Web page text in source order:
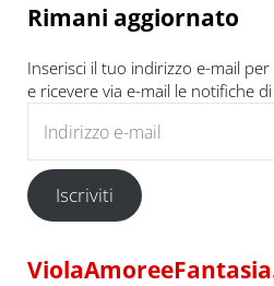
Rimani aggiornato
Inserisci il tuo indirizzo e-mail
e ricevere via e-mail le notifiche
Iscriviti